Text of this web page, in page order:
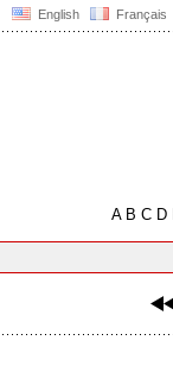
English Français
AB C D